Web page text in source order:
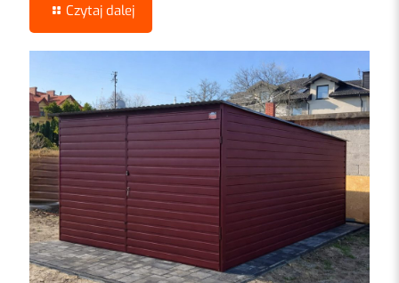
Czytaj dalej